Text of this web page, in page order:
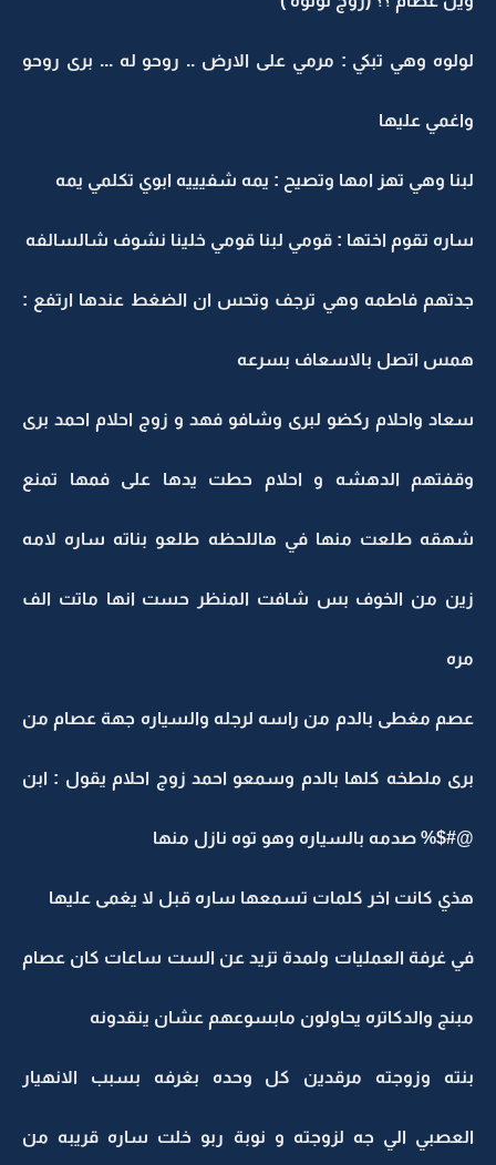
لولوه وهي تبكي : مرمي على الارض .. روحو له ... برى روحو
واغمي عليها
لبنا وهي تهز امها وتصيح : يمه شفيييه ابوي تكلمي يمه
ساره تقوم اختها : قومي لبنا قومي خلينا نشوف شالسالفه
جدتهم فاطمه وهي ترجف وتحس ان الضغط عندها ارتفع :
همس اتصل بالاسعاف بسرعه
سعاد واحلام ركضو لبرى وشافو فهد و زوج احلام احمد برى
وقفتهم الدهشه و احلام حطت يدها على فمها تمنع
شهقه طلعت منها في هاللحظه طلعو بناته ساره لامه
زين من الخوف بس شافت المنظر حست انها ماتت الف
مره
عصم مغطى بالدم من راسه لرجله والسياره جهة عصام من
برى ملطخه كلها بالدم وسمعو احمد زوج احلام يقول : ابن
@#$% صدمه بالسياره وهو توه نازل منها
هذي كانت اخر كلمات تسمعها ساره قبل لا يغمى عليها
في غرفة العمليات ولمدة تزيد عن الست ساعات كان عصام
مبنج والدكاتره يحاولون مابسوعهم عشان ينقدونه
بنته وزوجته مرقدين كل وحده بغرفه بسبب الانهيار
العصبي الي جه لزوجته و نوبة ربو خلت ساره قريبه من